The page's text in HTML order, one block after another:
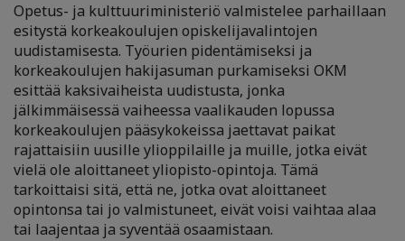
Opetus- ja kulttuuriministeriö valmistelee parhaillaan
esitystä korkeakoulujen opiskelijavalintojen
uudistamisesta. Työurien pidentämiseksi ja
korkeakoulujen hakijasuman purkamiseksi OKM
esittää kaksivaiheista uudistusta, jonka
jälkimmäisessä vaiheessa vaalikauden lopussa
korkeakoulujen pääsykokeissa jaettavat paikat
rajattaisiin uusille ylioppilaille ja muille, jotka eivät
vielä ole aloittaneet yliopisto-opintoja. Tämä
tarkoittaisi sitä, että ne, jotka ovat aloittaneet
opintonsa tai jo valmistuneet, eivät voisi vaihtaa alaa
tai laajentaa ja syventää osaamistaan.